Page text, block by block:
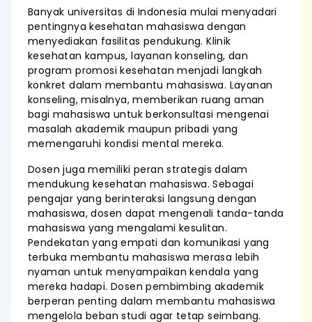
Banyak universitas di Indonesia mulai menyadari
pentingnya kesehatan mahasiswa dengan
menyediakan fasilitas pendukung. Klinik
kesehatan kampus, layanan konseling, dan
program promosi kesehatan menjadi langkah
konkret dalam membantu mahasiswa. Layanan
konseling, misalnya, memberikan ruang aman
bagi mahasiswa untuk berkonsultasi mengenai
masalah akademik maupun pribadi yang
memengaruhi kondisi mental mereka.
Dosen juga memiliki peran strategis dalam
mendukung kesehatan mahasiswa. Sebagai
pengajar yang berinteraksi langsung dengan
mahasiswa, dosen dapat mengenali tanda-tanda
mahasiswa yang mengalami kesulitan.
Pendekatan yang empati dan komunikasi yang
terbuka membantu mahasiswa merasa lebih
nyaman untuk menyampaikan kendala yang
mereka hadapi. Dosen pembimbing akademik
berperan penting dalam membantu mahasiswa
mengelola beban studi agar tetap seimbang.